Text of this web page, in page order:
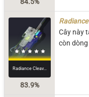
83.9%
Cây này
còn